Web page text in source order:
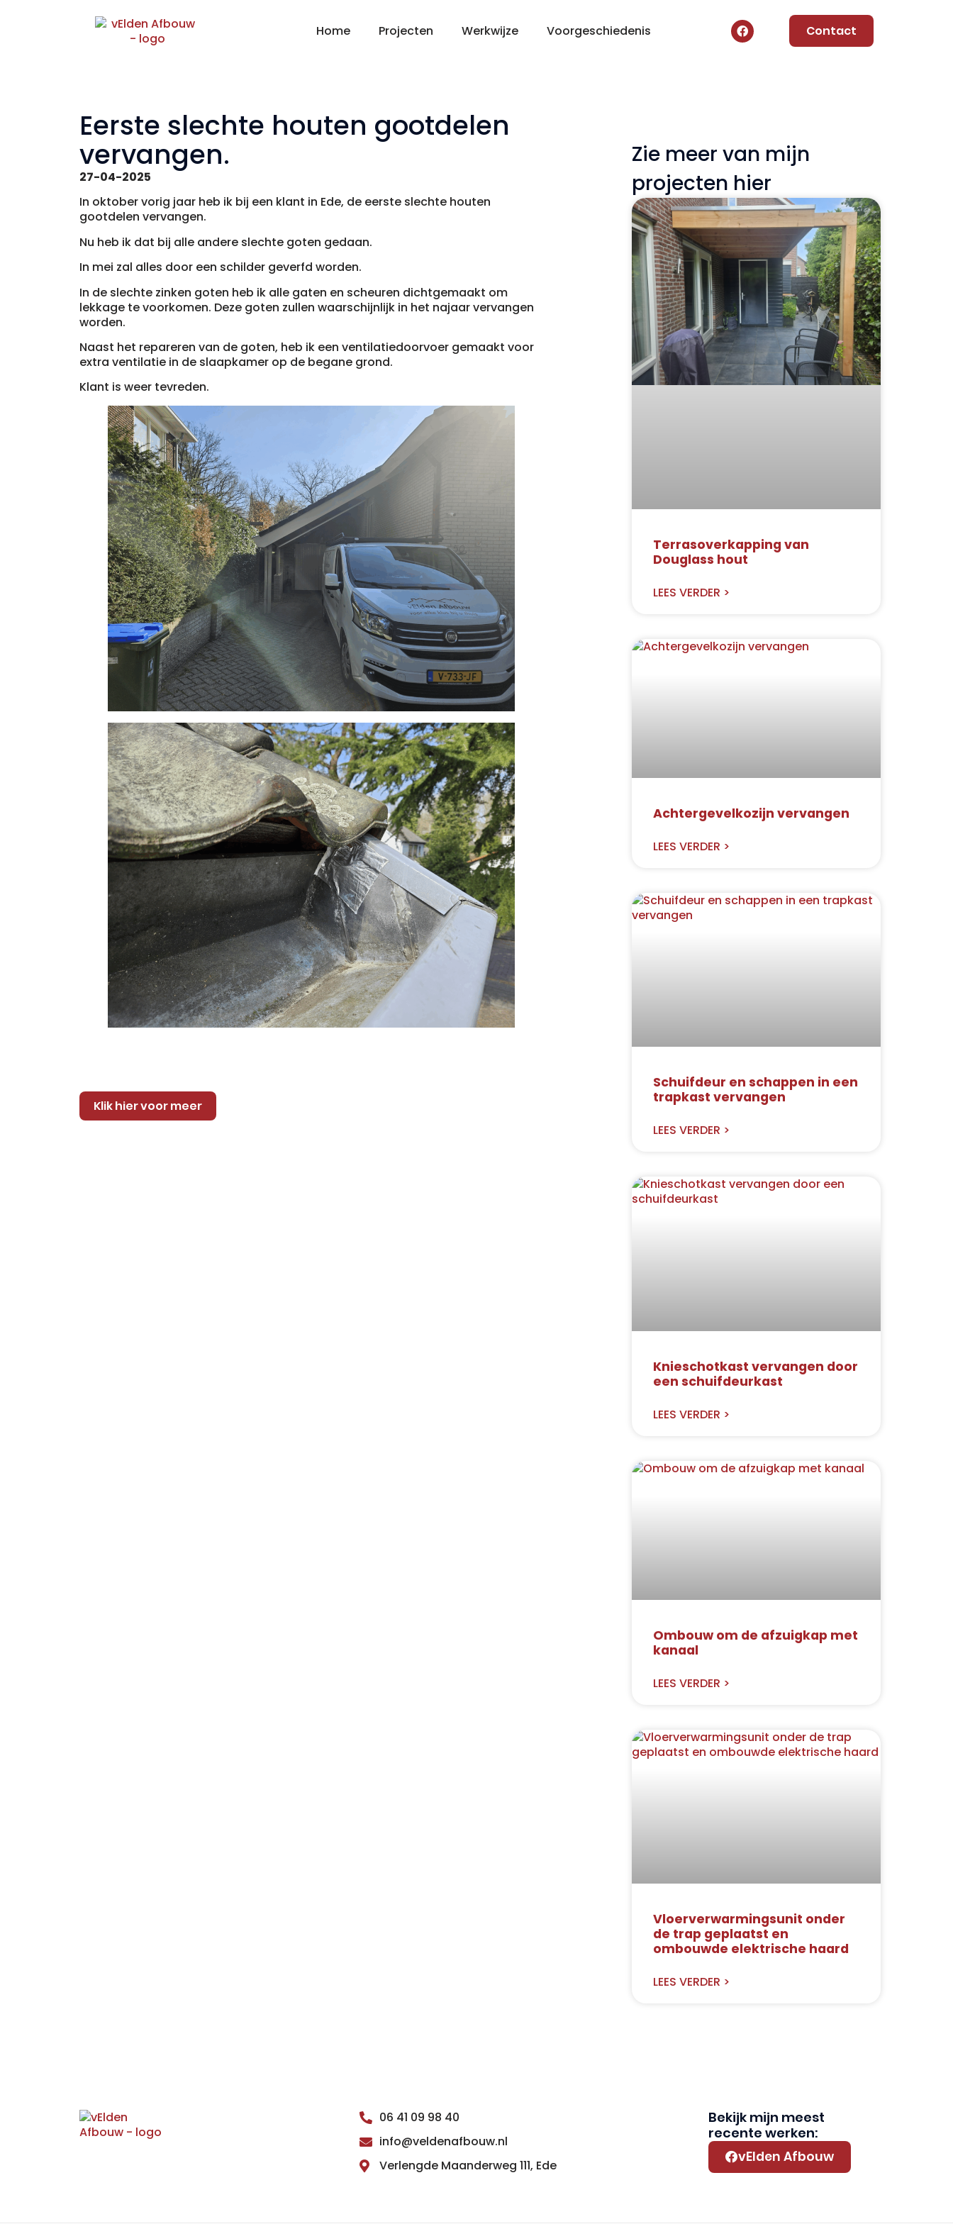
Home Projecten Werkwijze Voorgeschiedenis Contact
Eerste slechte houten gootdelen
vervangen.
27-04-2025
In oktober vorig jaar heb ik bij een klant in Ede, de eerste slechte houten
gootdelen vervangen.
Nu heb ik dat bij alle andere slechte goten gedaan.
In mei zal alles door een schilder geverfd worden.
In de slechte zinken goten heb ik alle gaten en scheuren dichtgemaakt om
lekkage te voorkomen. Deze goten zullen waarschijnlijk in het najaar vervangen
worden.
Naast het repareren van de goten, heb ik een ventilatiedoorvoer gemaakt voor
extra ventilatie in de slaapkamer op de begane grond.
Klant is weer tevreden.
Klik hier voor meer
Zie meer van mijn
projecten hier
Terrasoverkapping van
Douglass hout
LEES VERDER >
Achtergevelkozijn vervangen
LEES VERDER >
Schuifdeur en schappen in een
trapkast vervangen
LEES VERDER >
Knieschotkast vervangen door
een schuifdeurkast
LEES VERDER >
Ombouw om de afzuigkap met
kanaal
LEES VERDER >
Vloerverwarmingsunit onder
de trap geplaatst en
ombouwde elektrische haard
LEES VERDER >
06 41 09 98 40
info@veldenafbouw.nl
Verlengde Maanderweg 111, Ede
Bekijk mijn meest
recente werken:
vElden Afbouw